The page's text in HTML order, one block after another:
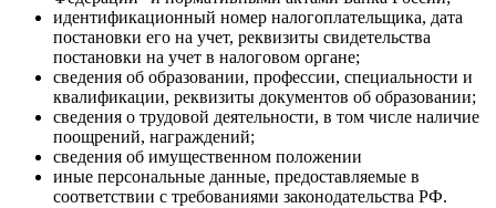
идентификационный номер налогоплательщика, дата
постановки его на учет, реквизиты свидетельства
постановки на учет в налоговом органе;
сведения об образовании, профессии, специальности и
квалификации, реквизиты документов об образовании;
сведения о трудовой деятельности, в том числе наличие
поощрений, награждений;
сведения об имущественном положении
иные персональные данные, предоставляемые в
соответствии с требованиями законодательства РФ.